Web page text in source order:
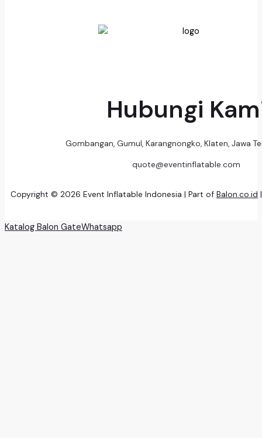
Hubungi
Gombangan, Gumul, Karangnongko, Klaten, Jawa
quote@eventinflatable.com
Copyright © 2026 Event Inflatable Indonesia | Part of Balon.co.id
Katalog Balon GateWhatsapp